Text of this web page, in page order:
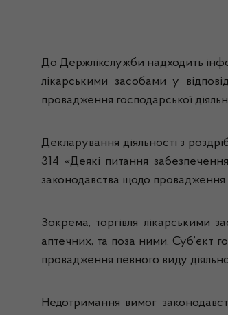
До Держлікслужби надходить
лікарськими засобами у
провадження господарської
Декларування діяльності з
314 «Деякі питання
законодавства щодо провадження
Зокрема, торгівля лікарськими
аптечних, та поза ними. Суб’єкт
провадження певного виду
Недотримання вимог